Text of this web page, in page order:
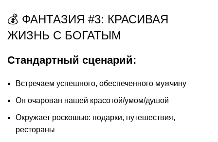
💰 ФАНТАЗИЯ #3: КРАСИВАЯ
ЖИЗНЬ С БОГАТЫМ
Стандартный сценарий:
Встречаем успешного, обеспеченного мужчину
Он очарован нашей красотой/умом/душой
Окружает роскошью: подарки, путешествия,
рестораны